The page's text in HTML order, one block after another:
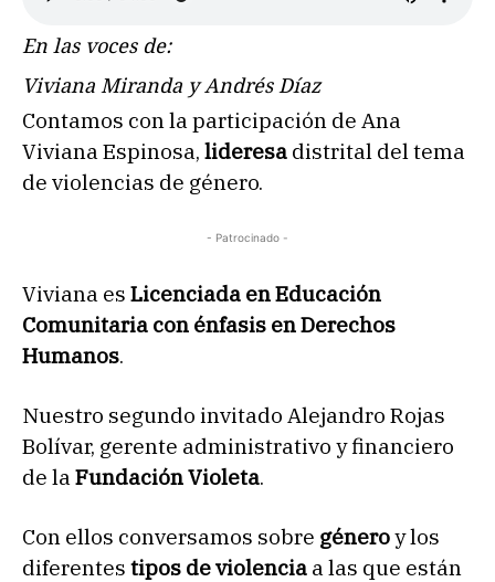
En las voces de:
Viviana Miranda y Andrés Díaz
Contamos con la participación de Ana
Viviana Espinosa, lideresa distrital del tema
de violencias de género.
- Patrocinado -
Viviana es Licenciada en Educación
Comunitaria con énfasis en Derechos
Humanos.
Nuestro segundo invitado Alejandro Rojas
Bolívar, gerente administrativo y financiero
de la Fundación Violeta.
Con ellos conversamos sobre géneroy los
diferentes tipos de violencia a las que están